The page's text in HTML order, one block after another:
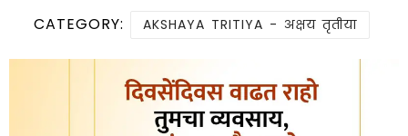
CATEGORY: AKSHAYA TRITIYA - अक्षय तृतीया